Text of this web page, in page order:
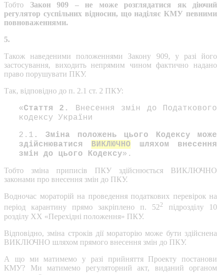
Тобто Закон 909 – не може розглядатися як діючий
регулятор суспільних відносин, що наділяє КМУ певними
повноваженнями.
5.
Також наведеними положеннями Закону 909, у разі його
застосування, виходить непрямим чином фактично надано
право порушувати ПКУ.
Так, відповідно до п. 2.1 ст. 2 ПКУ:
«Стаття 2.
Внесення змін до Податкового
кодексу України
2.1 . Зміна положень цього Кодексу може
здійснюватися ВИКЛЮЧНО шляхом внесення
змін до цього Кодексу».
Тобто зміна приписів ПКУ здійснюється ВИКЛЮЧНО
законами про внесення змін до ПКУ.
Водночас мораторій на проведення податкових перевірок на
період карантину прямо закріплено п. 522
підрозділу 10
розділу ХХ «Перехідні положення» ПКУ.
Відповідно, зміна строків дії мораторію може бути здійснена
ВИКЛЮЧНО шляхом прямого внесення змін до ПКУ.
А що ми матимемо у разі прийняття Проекту постанови
КМУ? Ми матимемо регуляторний акт, виданий органом